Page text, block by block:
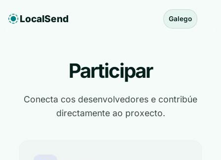
LocalSend Galego
Participar
Conecta cos desenvolvedores e contribúe
directamente ao proxecto.